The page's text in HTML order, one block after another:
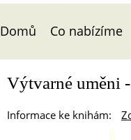
Domů Co nabízíme
Výtvarné uměni
Informace ke knihám: